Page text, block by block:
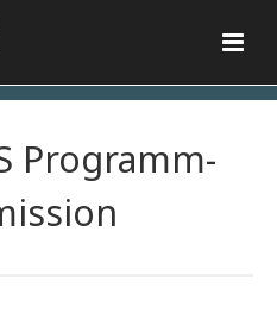
Programm-